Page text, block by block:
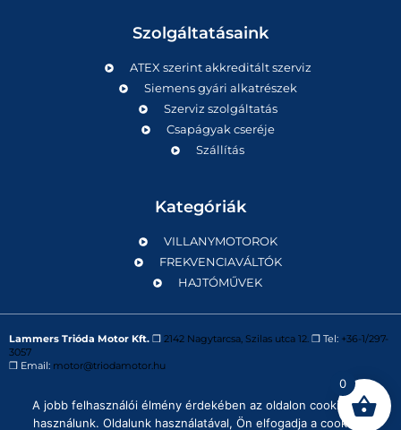
Szolgáltatásaink
ATEX szerint akkreditált szerviz
Siemens gyári alkatrészek
Szerviz szolgáltatás
Csapágyak cseréje
Szállítás
Kategóriák
VILLANYMOTOROK
FREKVENCIAVÁLTÓK
HAJTÓMŰVEK
Lammers Trióda Motor Kft. ❒ 2142 Nagytarcsa, Szilas utca 12. ❒ Tel: +36-1/297-
3057
❒ Email: motor@triodamotor.hu
Powered byDigit-Now Kft.
0
A jobb felhasználói élmény érdekében az oldalon cookie-kat
használunk. Oldalunk használatával, Ön elfogadja a cookie-k